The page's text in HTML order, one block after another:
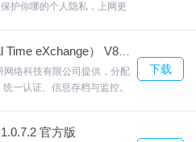
护你哪的个人隐私，上网更
合众软件园下载体验。
网络科技有限公司提供，分配
一认证、信息存档与监控。
软件园下载体验。
下载
官方版